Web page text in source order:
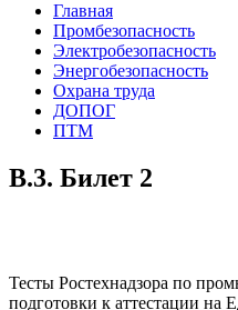
Главная
Промбезопасность
Электробезопасность
Энергобезопасность
Охрана труда
ДОПОГ
ПТМ
В.3. Билет 2
Тесты Ростехнадзора по
подготовки к аттестации на